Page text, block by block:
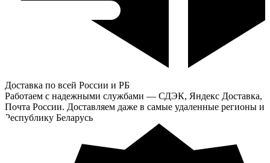
Доставка по всей России и РБ
Работаем с надежными службами — СДЭК, Яндекс Доставка,
Почта России. Доставляем даже в самые удаленные регионы и
Республику Беларусь